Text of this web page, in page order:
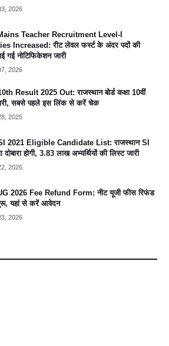
2026
Teacher Recruitment Level-I
Increased: रीट लेवल फर्स्ट के अंदर पदों की
गई नोटिफिकेशन जारी
2026
Result 2025 Out: राजस्थान बोर्ड कक्षा 10वीं
सबसे पहले इस लिंक से करें चेक
2025
2021 Eligible Candidate List: राजस्थान SI
दोबारा होगी, 3.83 लाख अभ्यर्थियों की लिस्ट जारी
2026
2026 Fee Refund Form: नीट यूजी फीस रिफंड
यहां से करें आवेदन
2026